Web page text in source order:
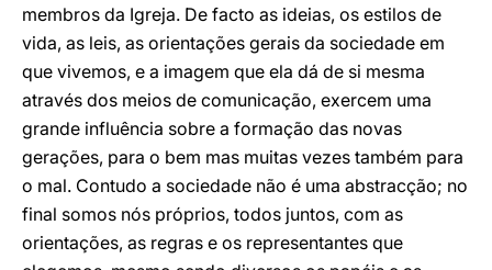
membros da Igreja. De facto as ideias, os estilos de
vida, as leis, as orientações gerais da sociedade em
que vivemos, e a imagem que ela dá de si mesma
através dos meios de comunicação, exercem uma
grande influência sobre a formação das novas
gerações, para o bem mas muitas vezes também para
o mal. Contudo a sociedade não é uma abstracção; no
final somos nós próprios, todos juntos, com as
orientações, as regras e os representantes que